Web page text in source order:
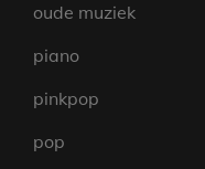
oude muziek
piano
pinkpop
pop